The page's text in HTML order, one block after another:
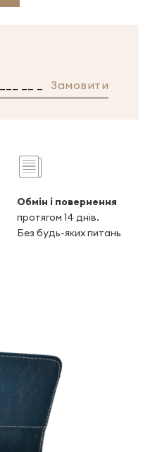
Замовити
Обмін і повернення
протягом 14 днів.
Без будь-яких питань